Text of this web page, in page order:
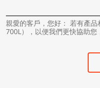
*
親愛的客戶，您好： 若有產品
700L），以便我們更快協助您